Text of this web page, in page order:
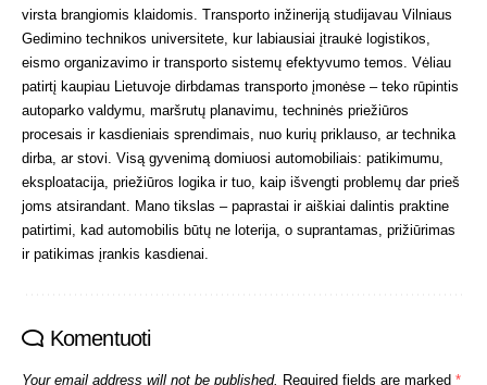
virsta brangiomis klaidomis. Transporto inžineriją studijavau Vilniaus
Gedimino technikos universitete, kur labiausiai įtraukė logistikos,
eismo organizavimo ir transporto sistemų efektyvumo temos. Vėliau
patirtį kaupiau Lietuvoje dirbdamas transporto įmonėse – teko rūpintis
autoparko valdymu, maršrutų planavimu, techninės priežiūros
procesais ir kasdieniais sprendimais, nuo kurių priklauso, ar technika
dirba, ar stovi. Visą gyvenimą domiuosi automobiliais: patikimumu,
eksploatacija, priežiūros logika ir tuo, kaip išvengti problemų dar prieš
joms atsirandant. Mano tikslas – paprastai ir aiškiai dalintis praktine
patirtimi, kad automobilis būtų ne loterija, o suprantamas, prižiūrimas
ir patikimas įrankis kasdienai.
Komentuoti
Your email address will not be published. Required fields are marked *